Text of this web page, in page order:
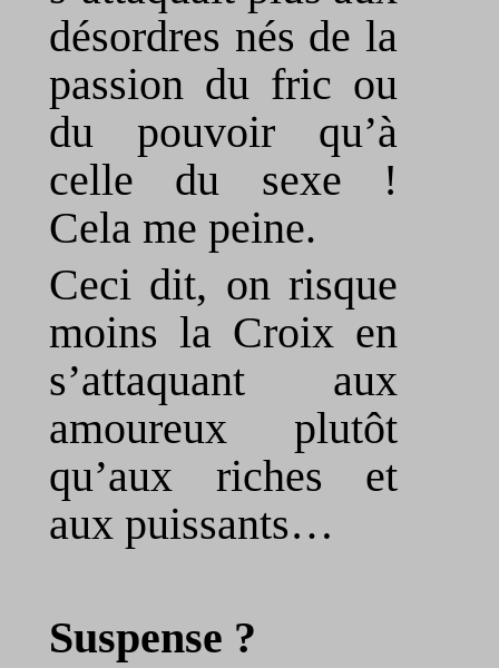
désordres nés de la
passion du fric ou
du pouvoir qu’à
celle du sexe !
Cela me peine.
Ceci dit, on risque
moins la Croix en
s’attaquant aux
amoureux plutôt
qu’aux riches et
aux puissants…
Suspense ?